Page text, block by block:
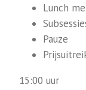
Lunch
Pauze
15:00 uur